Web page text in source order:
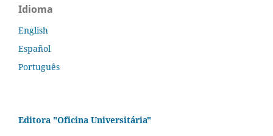
Idioma
English
Español
Português
Editora "Oficina Universitária"